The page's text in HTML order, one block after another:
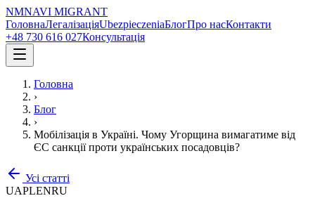
NMNAVI MIGRANT
ГоловнаЛегалізаціяUbezpieczeniaБлогПро насКонтакти
+48 730 616 027Консультація
Головна
›
Блог
›
Мобілізація в Україні. Чому Угорщина вимагатиме від
ЄС санкції проти українських посадовців?
Усі статті
UAPLENRU